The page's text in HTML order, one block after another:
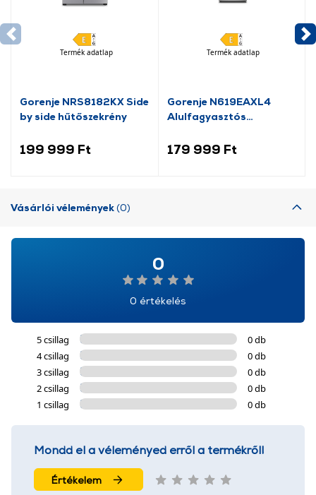
Termék adatlap
Gorenje NRS8182KX Side
by side hűtőszekrény
199 999 Ft
Termék adatlap
Gorenje N619EAXL4
Alulfagyasztós
179 999 Ft
Vásárlói vélemények(0)
0
0 értékelés
5 csillag
0 db
4 csillag
0 db
3 csillag
0 db
2 csillag
0 db
1 csillag
0 db
Mondd el a véleményed erről a termékről!
Értékelem